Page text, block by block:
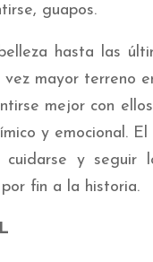
guapos.
hasta las
mayor terreno
mejor con
y emocional.
y seguir
fin a la historia.